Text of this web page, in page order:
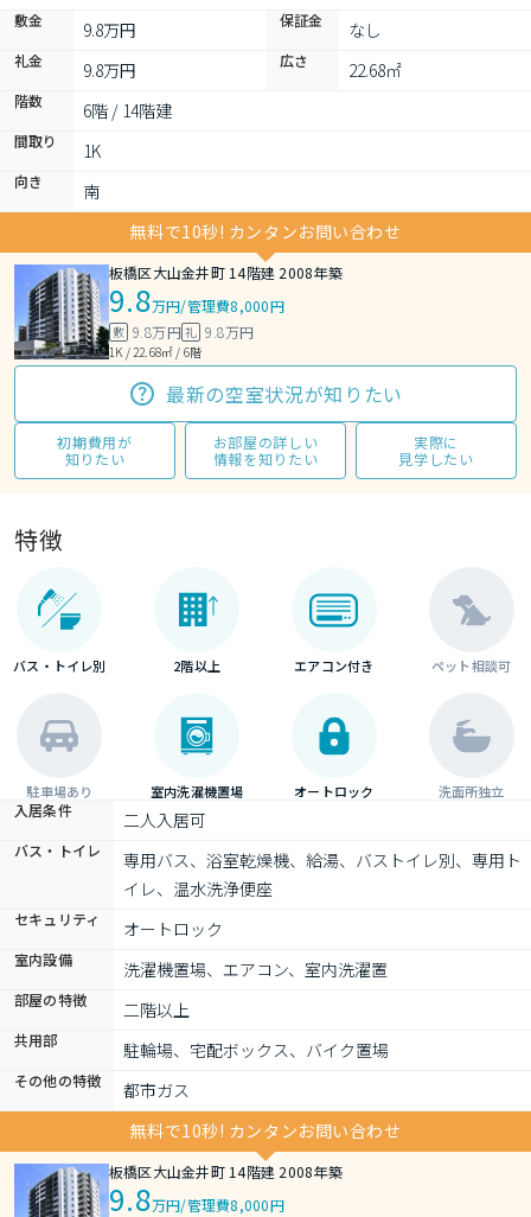
敷金 9.8万円 保証金 なし
礼金 9.8万円 広さ 22.68㎡
階数 6階 / 14階建
間取り 1K
向き
南
無料で10秒! カンタンお問い合わせ
板橋区大山金井町 14階建 2008年築
9.8万円/管理費8,000円
敷 9.8万円礼 9.8万円
1K / 22.68㎡ / 6階
最新の空室状況が知りたい
初期費用が
知りたい
お部屋の詳しい
情報を知りたい
実際に
見学したい
特徴
バス・トイレ別 2階以上 エアコン付き ペット相談可
駐車場あり 室内洗濯機置場 オートロック 洗面所独立
入居条件 二人入居可
バス・トイレ
専用バス、浴室乾燥機、給湯、バストイレ別、専用ト
イレ、温水洗浄便座
セキュリティ オートロック
室内設備 洗濯機置場、エアコン、室内洗濯置
部屋の特徴 二階以上
共用部 駐輪場、宅配ボックス、バイク置場
その他の特徴
都市ガス
無料で10秒! カンタンお問い合わせ
板橋区大山金井町 14階建 2008年築
9.8万円/管理費8,000円